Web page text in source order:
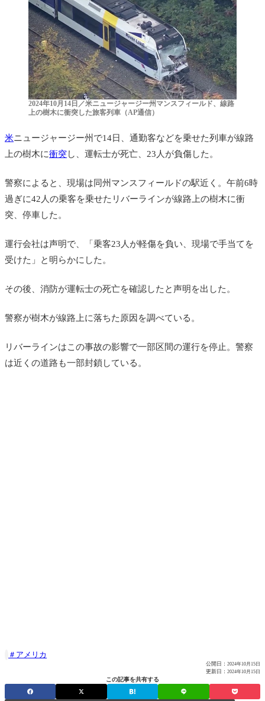
2024年10月14日／米ニュージャージー州マンスフィールド、線路
上の樹木に衝突した旅客列車（AP通信）
米ニュージャージー州で14日、通勤客などを乗せた列車が線路
上の樹木に衝突し、運転士が死亡、23人が負傷した。
警察によると、現場は同州マンスフィールドの駅近く。午前6時
過ぎに42人の乗客を乗せたリバーラインが線路上の樹木に衝
突、停車した。
運行会社は声明で、「乗客23人が軽傷を負い、現場で手当てを
受けた」と明らかにした。
その後、消防が運転士の死亡を確認したと声明を出した。
警察が樹木が線路上に落ちた原因を調べている。
リバーラインはこの事故の影響で一部区間の運行を停止。警察
は近くの道路も一部封鎖している。
アメリカ
公開日： 2024年10月15日
更新日： 2024年10月15日
この記事を共有する